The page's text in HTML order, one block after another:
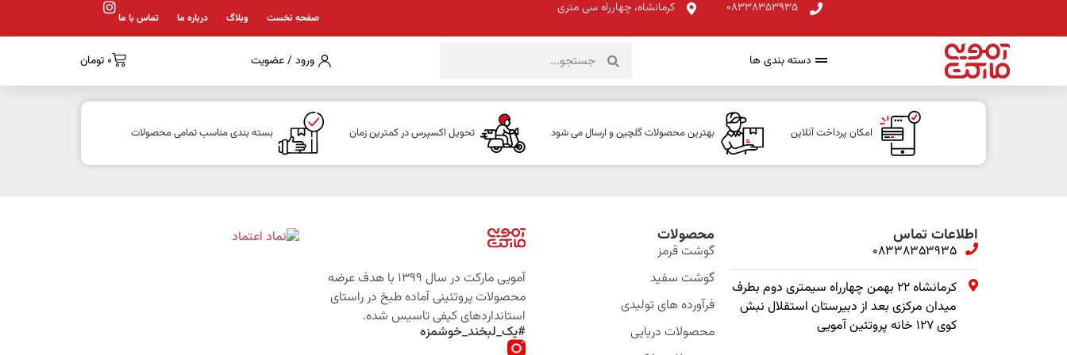
08338353935 کرمانشاه، چهارراه سی متری
صفحه نخست وبلاگ درباره ما تماس با ما
دسته بندی ها ورود / عضویت 0 تومان
امکان پرداخت آنلاین بهترین محصولات گلچین و ارسال می شود تحویل اکسپرس در کمترین زمان بسته بندی مناسب تمامی محصولات
اطلاعات تماس
08338353935
کرمانشاه ۲۲ بهمن چهارراه سیمتری دوم بطرف
میدان مرکزی بعد از دبیرستان استقلال نبش
کوی ۱۲۷ خانه پروتئین آمویی
محصولات
گوشت قرمز
گوشت سفید
فرآورده های تولیدی
محصولات دریایی
آمویی مارکت در سال 1399 با هدف عرضه
محصولات پروتئینی آماده طبخ در راستای
استانداردهای کیفی تاسیس شده.
#یک_لبخند_خوشمزه